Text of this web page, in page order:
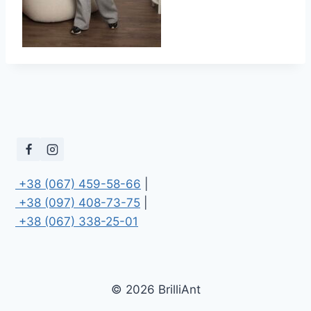
+38 (067) 459-58-66
+38 (097) 408-73-75
+38 (067) 338-25-01
© 2026 BrilliAnt